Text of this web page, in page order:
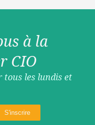
à la
CIO
tous les lundis et